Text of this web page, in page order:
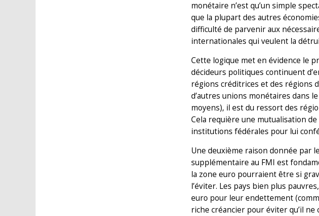
monétaire n’est qu’un simple
que la plupart des autres
difficulté de parvenir aux
internationales qui veulent la
Cette logique met en évidence le
décideurs politiques continuent
régions créditrices et des régions
d’autres unions monétaires dans
moyens), il est du ressort des
Cela requière une mutualisation
institutions fédérales pour lui
Une deuxième raison donnée par
supplémentaire au FMI est
la zone euro pourraient être si
l’éviter. Les pays bien plus
euro pour leur endettement
riche créancier pour éviter qu’il ne